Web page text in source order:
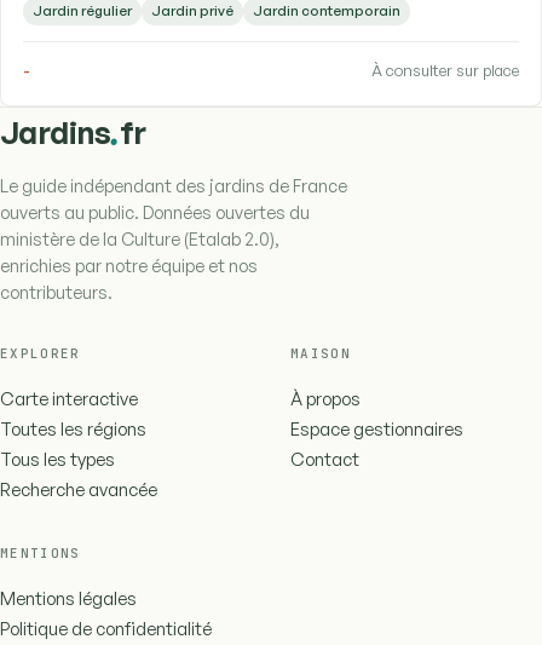
Jardin régulier Jardin privé Jardin contemporain
- À consulter sur place
Jardins.fr
Le guide indépendant des jardins de France
ouverts au public. Données ouvertes du
ministère de la Culture (Etalab 2.0),
enrichies par notre équipe et nos
contributeurs.
EXPLORER
Carte interactive
Toutes les régions
Tous les types
Recherche avancée
MAISON
À propos
Espace gestionnaires
Contact
MENTIONS
Mentions légales
Politique de confidentialité